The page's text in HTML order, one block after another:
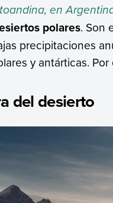
en
polares. Son
precipitaciones
y antárticas.
del desierto